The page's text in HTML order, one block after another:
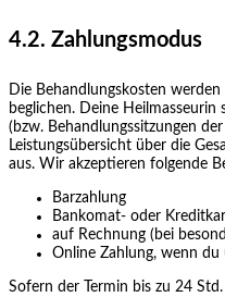
4.2. Zahlungsmodus
Die Behandlungskosten
beglichen. Deine
(bzw. Behandlungssitzungen
Leistungsübersicht über die
aus. Wir akzeptieren folgende
Barzahlung
Bankomat- oder
auf Rechnung (bei
Online Zahlung, wenn
Sofern der Termin bis zu 24